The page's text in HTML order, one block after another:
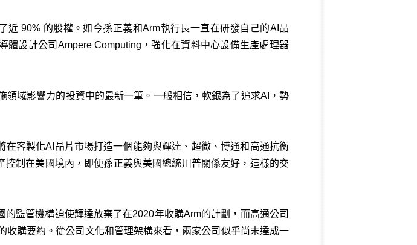
90% 的股權。如今孫正義和Arm執行長一直在研發自己的AI晶
體設計公司Ampere Computing，強化在資料中心設備生產處理器
域影響力的投資中的最新一筆。一般相信，軟銀為了追求AI，勢
客製化AI晶片市場打造一個能夠與輝達、超微、博通和高通抗衡
制在美國境內，即便孫正義與美國總統川普關係友好，這樣的交
監管機構迫使輝達放棄了在2020年收購Arm的計劃，而高通公司
購要約。從公司文化和管理架構來看，兩家公司似乎尚未達成一